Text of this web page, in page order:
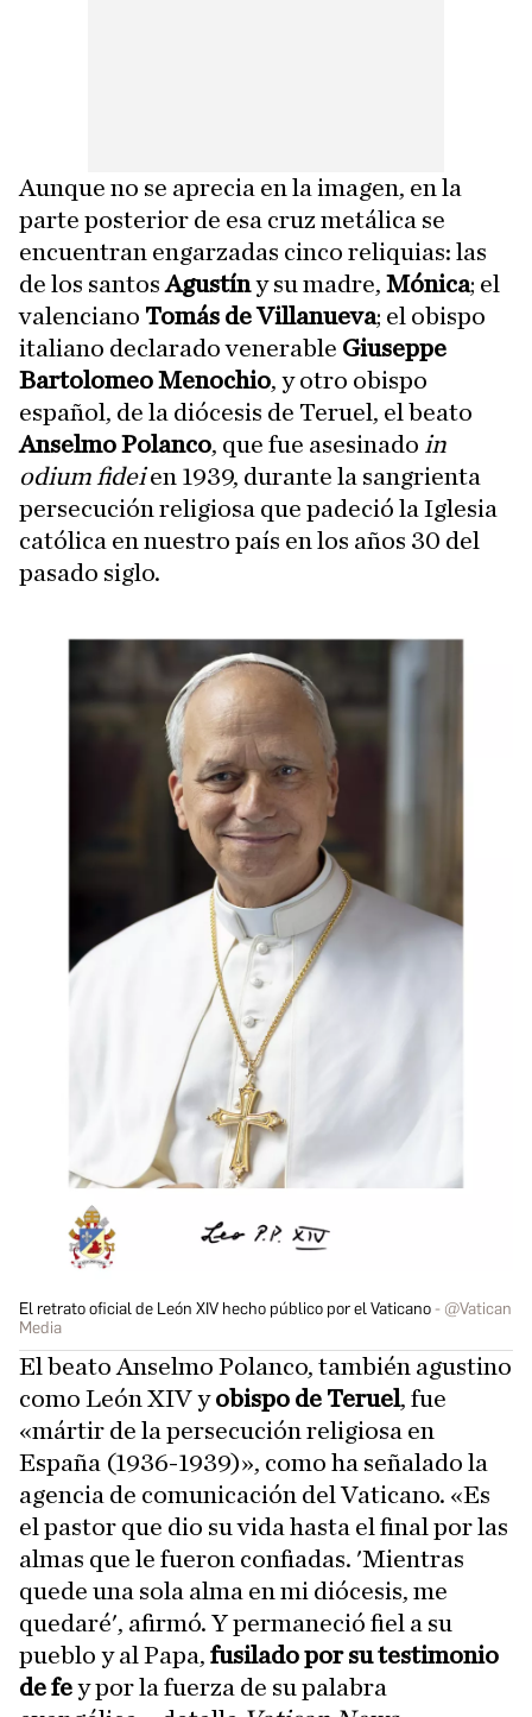
Aunque no se aprecia en la imagen, en la
parte posterior de esa cruz metálica se
encuentran engarzadas cinco reliquias: las
de los santosAgustíny su madre, Mónica; el
valenciano Tomás de Villanueva; el obispo
italiano declarado venerable Giuseppe
Bartolomeo Menochio, y otro obispo
español, de la diócesis de Teruel, el beato
Anselmo Polanco, que fue asesinado in
odium fideien 1939, durante la sangrienta
persecución religiosa que padeció la Iglesia
católica en nuestro país en los años 30 del
pasado siglo.
El retrato oficial de León XIV hecho público por el Vaticano
@Vatican
Media
El beato Anselmo Polanco, también agustino
como León XIV yobispo de Teruel, fue
«mártir de la persecución religiosa en
España (1936-1939)», como ha señalado la
agencia de comunicación del Vaticano. «Es
el pastor que dio su vida hasta el final por las
almas que le fueron confiadas. 'Mientras
quede una sola alma en mi diócesis, me
quedaré', afirmó. Y permaneció fiel a su
pueblo y al Papa, fusilado por su testimonio
de fey por la fuerza de su palabra